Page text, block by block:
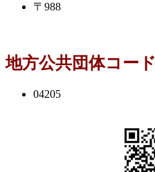
〒988
地方公共団体コード
04205